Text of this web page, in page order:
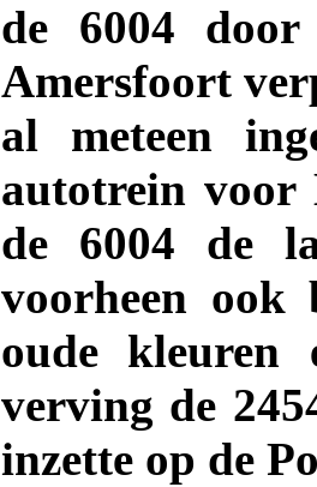
de 6004
Amersfoort
al meteen
autotrein voor
de 6004 de
voorheen ook
oude kleuren
verving de
inzette op de